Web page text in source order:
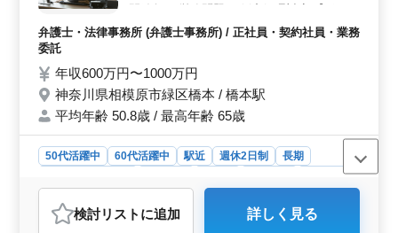
未経験分野への挑戦も歓迎します。弁護士費用事務所負
担で安心して仕事に集中できます。
ト】 ・駅徒歩圏内 ・週休2日制 ・未経験分
ます！ 皆様のご応募お待ちしております！
弁護士・法律事務所 (弁護士事務所) / 正社員・契約社員・業務
委託
年収600万円〜1000万円
神奈川県相模原市緑区橋本 / 橋本駅
平均年齢 50.8歳 / 最高年齢 65歳
50代活躍中 60代活躍中 駅近 週休2日制
長期
業務委託
おすすめポイント
検討リスト に追加 詳しく見る